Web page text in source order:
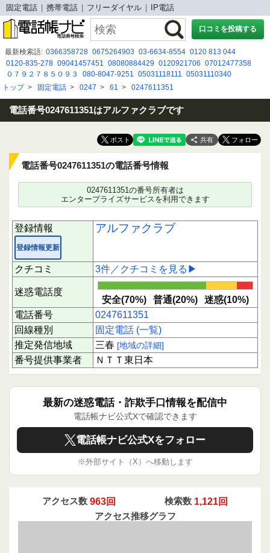
固定電話 携帯電話 フリーダイヤル IP電話
口コミを投稿する
最新検索語: 0366358728 0675264903 03-6634-8554 0120 813 044
0120-835-278 09041457451 08080884429 0120921706 07012477358
０７９２７８５０９３
080-8047-9251 05031118111 05031110340
07052792947
08002226390 0120958471 05030923926
05058383923 09017711053 050 3111 0340 08002002023 08007009639
080 1414 5127 08094139342
トップ> 固定電話 > 0247 > 61 > 0247611351
電話番号0247611351はアルファクラブです
共有
電話番号0247611351の電話番号情報
0247611351の番号所有者は
エンタープライズサービスを利用できます
登録情報
登録情報更新
アルファクラブ
クチコミ 3件／クチコミを見る▶
迷惑電話度
安全(70%) 普通(20%)
迷惑(10%)
電話番号
0247611351
回線種別
固定電話 (一覧)
推定発信地域
三春 [地域の詳細]
番号提供事業者 ＮＴＴ東日本
最新の迷惑電話・詐欺手口情報を配信中
電話帳ナビ公式Xで確認できます
電話帳ナビ公式Xをフォロー
※外部サイト（X）へ移動します
アクセス数 963回 検索数 1,121回
アクセス推移グラフ